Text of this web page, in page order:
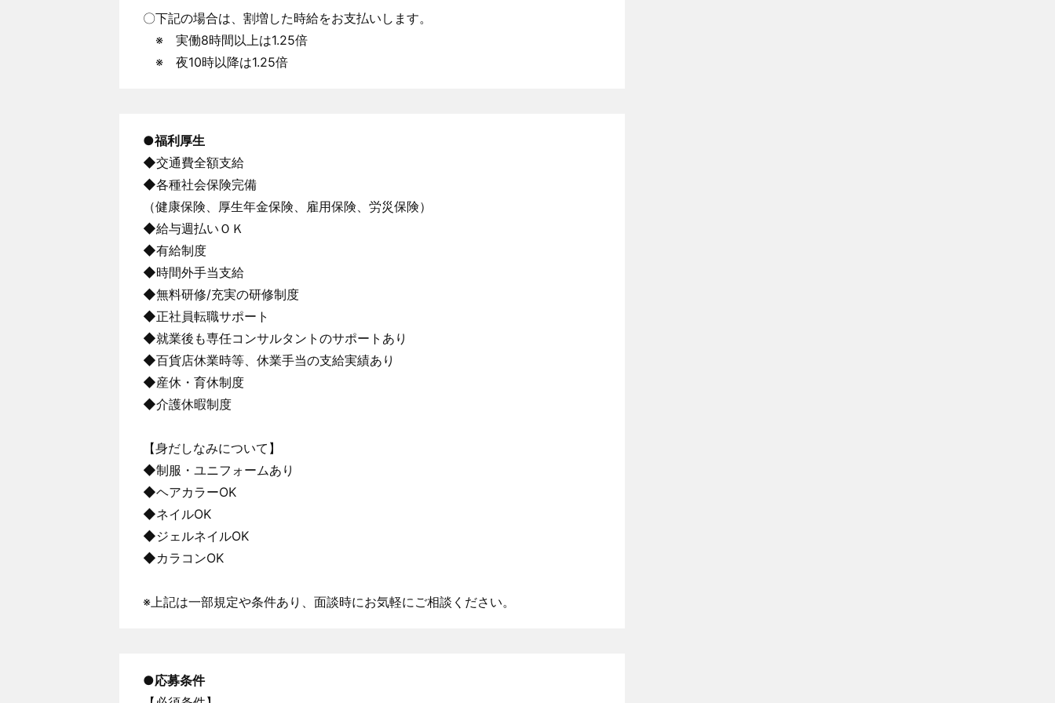
〇下記の場合は、割増した時給をお支払いします。
※ 実働8時間以上は1.25倍
※ 夜10時以降は1.25倍
●福利厚生
◆交通費全額支給
◆各種社会保険完備
（健康保険、厚生年金保険、雇用保険、労災保険）
◆給与週払いＯＫ
◆有給制度
◆時間外手当支給
◆無料研修/充実の研修制度
◆正社員転職サポート
◆就業後も専任コンサルタントのサポートあり
◆百貨店休業時等、休業手当の支給実績あり
◆産休・育休制度
◆介護休暇制度
【身だしなみについて】
◆制服・ユニフォームあり
◆ヘアカラーOK
◆ネイルOK
◆ジェルネイルOK
◆カラコンOK
※上記は一部規定や条件あり、面談時にお気軽にご相談ください。
●応募条件